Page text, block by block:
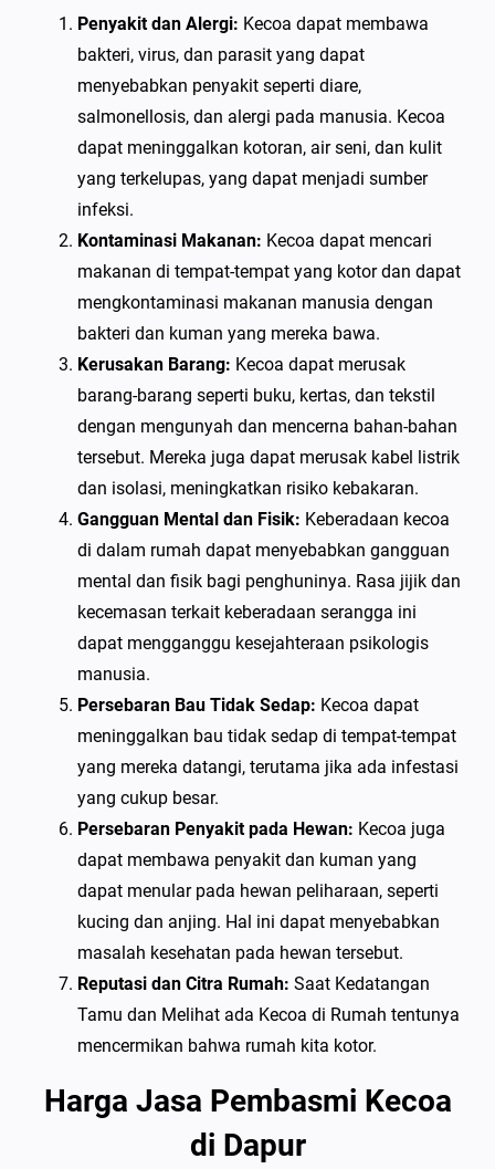
Penyakit dan Alergi: Kecoa dapat membawa
bakteri, virus, dan parasit yang dapat
menyebabkan penyakit seperti diare,
salmonellosis, dan alergi pada manusia. Kecoa
dapat meninggalkan kotoran, air seni, dan kulit
yang terkelupas, yang dapat menjadi sumber
infeksi.
Kontaminasi Makanan: Kecoa dapat mencari
makanan di tempat-tempat yang kotor dan dapat
mengkontaminasi makanan manusia dengan
bakteri dan kuman yang mereka bawa.
Kerusakan Barang: Kecoa dapat merusak
barang-barang seperti buku, kertas, dan tekstil
dengan mengunyah dan mencerna bahan-bahan
tersebut. Mereka juga dapat merusak kabel listrik
dan isolasi, meningkatkan risiko kebakaran.
Gangguan Mental dan Fisik: Keberadaan kecoa
di dalam rumah dapat menyebabkan gangguan
mental dan fisik bagi penghuninya. Rasa jijik dan
kecemasan terkait keberadaan serangga ini
dapat mengganggu kesejahteraan psikologis
manusia.
Persebaran Bau Tidak Sedap: Kecoa dapat
meninggalkan bau tidak sedap di tempat-tempat
yang mereka datangi, terutama jika ada infestasi
yang cukup besar.
Persebaran Penyakit pada Hewan: Kecoa juga
dapat membawa penyakit dan kuman yang
dapat menular pada hewan peliharaan, seperti
kucing dan anjing. Hal ini dapat menyebabkan
masalah kesehatan pada hewan tersebut.
Reputasi dan Citra Rumah: Saat Kedatangan
Tamu dan Melihat ada Kecoa di Rumah tentunya
mencermikan bahwa rumah kita kotor.
Harga Jasa Pembasmi Kecoa
di Dapur